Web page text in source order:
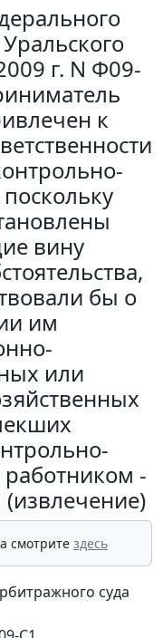
г. N Ф09-
к
вину
бы о
им
или
работником -
смотрите здесь
суда